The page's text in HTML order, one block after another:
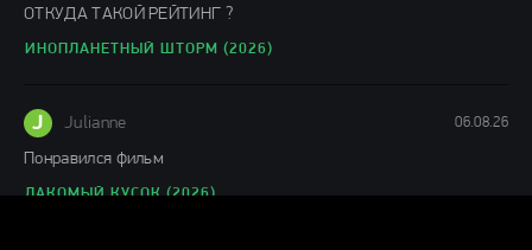
ОТКУДА ТАКОЙ РЕЙТИНГ ?
ИНОПЛАНЕТНЫЙ ШТОРМ (2026)
J Julianne 06.08.26
Понравился фильм
ЛАКОМЫЙ КУСОК (2026)